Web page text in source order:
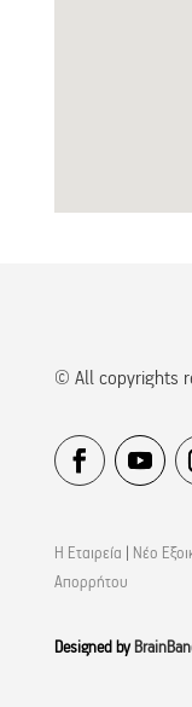
© All copyrights
Η Εταιρεία Νέο
Απορρήτου
Designed by